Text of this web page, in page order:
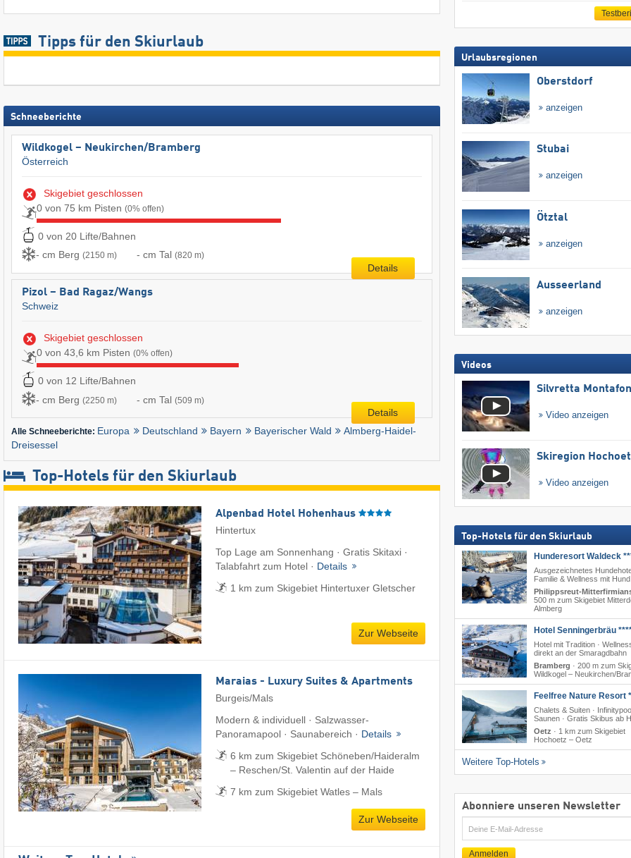
Tipps für den Skiurlaub
Schneeberichte
Wildkogel – Neukirchen/​Bramberg
Österreich
Skigebiet geschlossen
0 von 75 km Pisten (0% offen)
0 von 20 Lifte/Bahnen
- cm Berg (2150 m) - cm Tal (820 m)
Details
Pizol – Bad Ragaz/​Wangs
Schweiz
Skigebiet geschlossen
0 von 43,6 km Pisten (0% offen)
0 von 12 Lifte/Bahnen
- cm Berg (2250 m) - cm Tal (509 m)
Details
Alle Schneeberichte: Europa Deutschland Bayern Bayerischer Wald
Almberg-Haidel-
Dreisessel
Top-Hotels für den Skiurlaub
Alpenbad Hotel Hohenhaus
Hintertux
Top Lage am Sonnenhang · Gratis Skitaxi ·
Talabfahrt zum Hotel · Details
1 km zum Skigebiet Hintertuxer Gletscher
Zur Webseite
Maraias - Luxury Suites & Apartments
Burgeis/Mals
Modern & individuell · Salzwasser-
Panoramapool · Saunabereich · Details
6 km zum Skigebiet Schöneben/​Haideralm
– Reschen/​St. Valentin auf der Haide
7 km zum Skigebiet Watles – Mals
Zur Webseite
Urlaubsregionen
Oberstdorf
anzeigen
Stubai
anzeigen
Ötztal
anzeigen
Ausseerland
anzeigen
Videos
Silvretta Montafon
Video anzeigen
Skiregion
Video anzeigen
Top-Hotels für den Skiurlaub
Hunderesort Waldeck
Ausgezeichnetes
Familie & Wellness mit Hund
Philippsreut-
500 m zum Skigebiet
Almberg
Hotel Senningerbräu
Hotel mit Tradition ·
direkt an der Smaragdbahn
Bramberg · 200 m zum
Wildkogel – Neukirchen/​
Feelfree Nature Resort
Chalets & Suiten ·
Saunen · Gratis Skibus ab
Oetz · 1 km zum Skigebiet
Hochoetz – Oetz
Weitere Top-Hotels
Abonniere unseren Newsletter
E-
Mail
Anmelden